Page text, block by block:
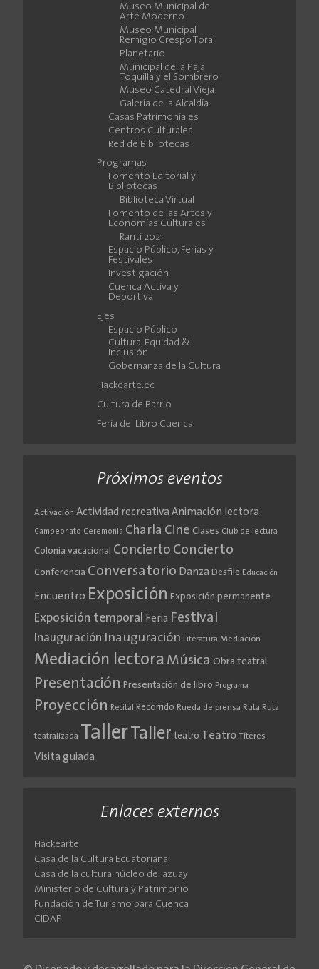
Museo Municipal de
Arte Moderno
Museo Municipal
Remigio Crespo Toral
Planetario
Municipal de la Paja
Toquilla y el Sombrero
Museo Catedral Vieja
Galería de la Alcaldía
Casas Patrimoniales
Centros Culturales
Red de Bibliotecas
Programas
Fomento Editorial y
Bibliotecas
Biblioteca Virtual
Fomento de las Artes y
Economías Culturales
Ranti 2021
Espacio Público, Ferias y
Festivales
Investigación
Cuenca Activa y
Deportiva
Ejes
Espacio Público
Cultura, Equidad &
Inclusión
Gobernanza de la Cultura
Hackearte.ec
Cultura de Barrio
Feria del Libro Cuenca
Próximos eventos
Activación Actividad recreativa Animación lectora
Campeonato Ceremonia Charla Cine Clases Club de lectura
Colonia vacacional Concierto Concierto
Conferencia Conversatorio Danza Desfile Educación
Encuentro Exposición Exposición permanente
Exposición temporal Feria Festival
Inauguración Inauguración Literatura Mediación
Mediación lectora Música Obra teatral
Presentación Presentación de libro Programa
Proyección Recital Recorrido Rueda de prensa Ruta Ruta
teatralizada Taller Taller teatro Teatro Títeres
Visita guiada
Enlaces externos
Hackearte
Casa de la Cultura Ecuatoriana
Casa de la cultura núcleo del azuay
Ministerio de Cultura y Patrimonio
Fundación de Turismo para Cuenca
CIDAP